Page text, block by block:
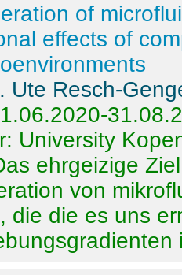
of
effects of
Ute Resch-
University
ehrgeizige
von
die die es uns